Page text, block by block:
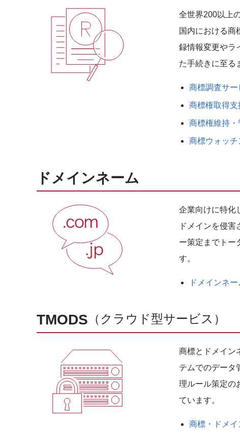
全世界200以上
国内における商
録情報変更やラ
た手続きに至る
商標調査サー
商標権取得支
商標権維持・
商標ウォッチ
ドメインネーム
企業向けに特化
ドメインを侵
ー策定までトー
す。
ドメインネ
TMODS （クラウド型サービス）
商標とドメイン
テムでのデータ
理ルール策定の
ています。
商標・ドメイ